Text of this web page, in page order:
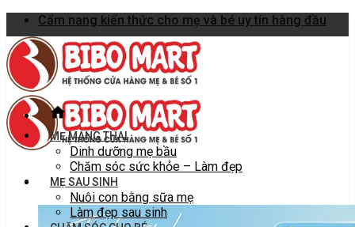
Skip
to
content
Cẩm nang kiến thức cho mẹ và bé uy tín hàng đầu
MẸ MANG THAI
Dinh dưỡng mẹ bầu
Chăm sóc sức khỏe – Làm đẹp
MẸ SAU SINH
Nuôi con bằng sữa mẹ
Làm đẹp sau sinh